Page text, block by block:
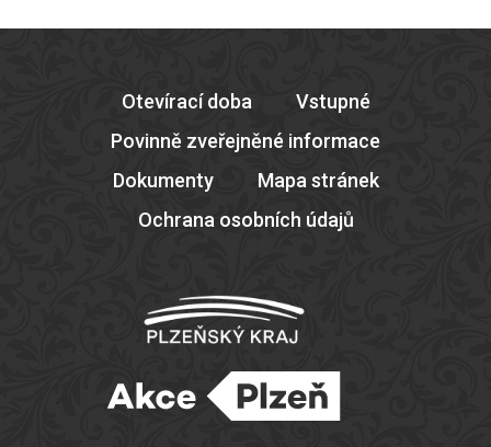
Otevírací doba
Vstupné
Povinně zveřejněné informace
Dokumenty
Mapa stránek
Ochrana osobních údajů